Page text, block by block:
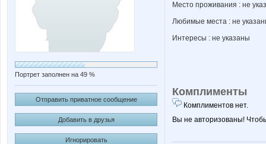
Портрет заполнен на 49 %
Отправить приватное сообщение
Добавить в друзья
Игнорировать
Место проживания : не
Любимые места : не
Интересы : не указаны
Комплименты
Комплиментов нет.
Вы не авторизованы!